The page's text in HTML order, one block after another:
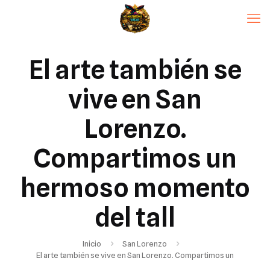
El arte también se
vive en San
Lorenzo.
Compartimos un
hermoso momento
del tall
Inicio
San Lorenzo
El arte también se vive en San Lorenzo. Compartimos un